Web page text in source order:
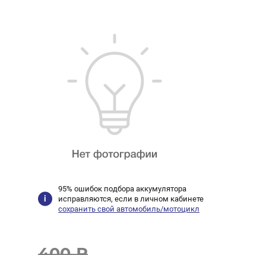
95% ошибок подбора аккумулятора
исправляются, если в личном кабинете
сохранить свой автомобиль/мотоцикл